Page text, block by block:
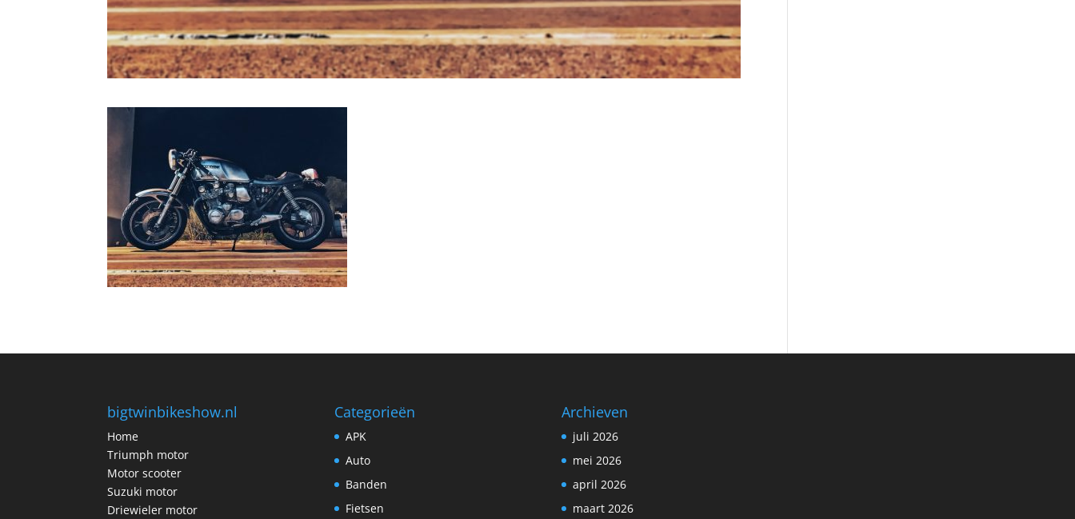
bigtwinbikeshow.nl
Home
Triumph motor
Motor scooter
Suzuki motor
Driewieler motor
Categorieën
APK
Auto
Banden
Fietsen
Archieven
juli 2026
mei 2026
april 2026
maart 2026